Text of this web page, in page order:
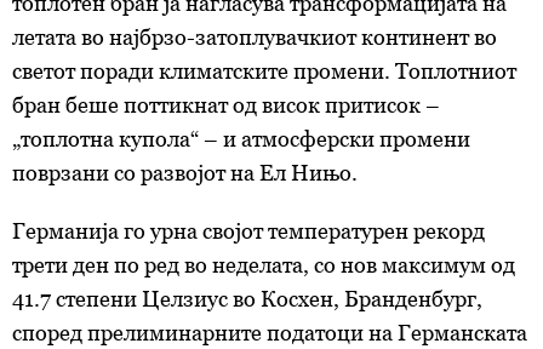
летата во најбрзо-затоплувачкиот континент во
светот поради климатските промени. Топлотниот
бран беше поттикнат од висок притисок –
„топлотна купола“ – и атмосферски промени
поврзани со развојот на Ел Нињо.
Германија го урна својот температурен рекорд
трети ден по ред во неделата, со нов максимум од
41.7 степени Целзиус во Косхен, Бранденбург,
според прелиминарните податоци на Германската